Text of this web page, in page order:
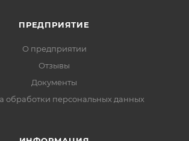
ПРЕДПРИЯТИЕ
О предприятии
Отзывы
Документы
обработки персональных данных